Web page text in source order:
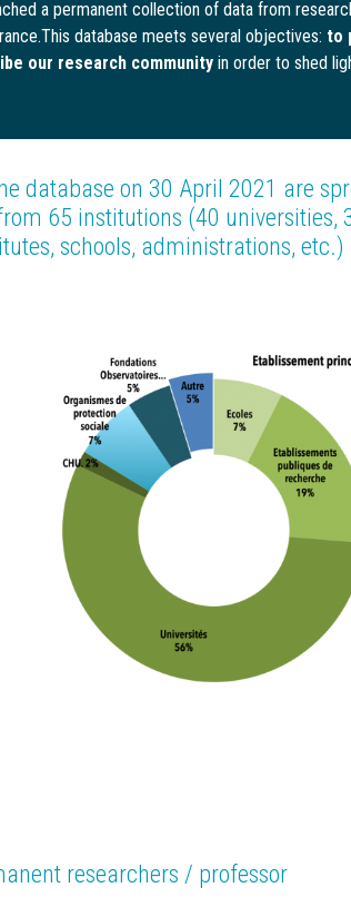
a permanent collection of data from
database meets several objectives: to
our research community in order to shed
database on 30 April 2021 are
65 institutions (40 universities,
schools, administrations, etc.)
researchers / professor